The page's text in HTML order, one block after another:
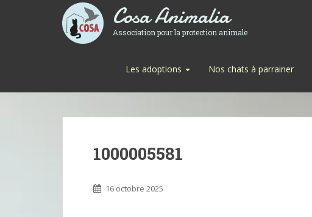
Cosa Animalia
Association pour la protection animale
Les adoptions Nos chats à parrainer
1000005581
16 octobre 2025